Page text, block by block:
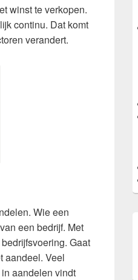
winst te verkopen.
continu. Dat komt
verandert.
Wie een
een bedrijf. Met
Gaat
aandeel. Veel
aandelen vindt